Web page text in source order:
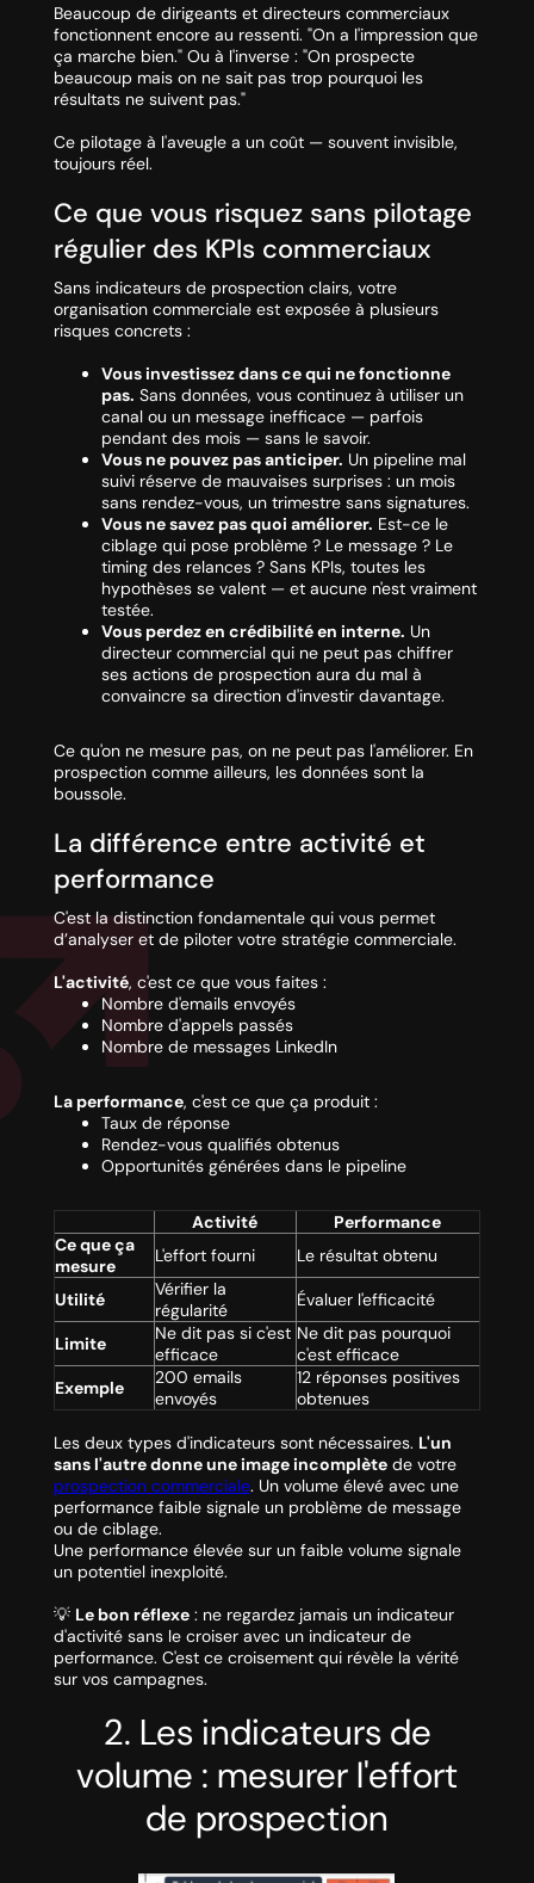
Beaucoup de dirigeants et directeurs commerciaux
fonctionnent encore au ressenti. "On a l'impression que
ça marche bien."Ou à l'inverse : "On prospecte
beaucoup mais on ne sait pas trop pourquoi les
résultats ne suivent pas."
Ce pilotage à l'aveugle a un coût — souvent invisible,
toujours réel.
Ce que vous risquez sans pilotage
régulier des KPIs commerciaux
Sans indicateurs de prospection clairs, votre
organisation commerciale est exposée à plusieurs
risques concrets :
Vous investissez dans ce qui ne fonctionne
pas. Sans données, vous continuez à utiliser un
canal ou un message inefficace — parfois
pendant des mois — sans le savoir.
Vous ne pouvez pas anticiper. Un pipeline mal
suivi réserve de mauvaises surprises : un mois
sans rendez-vous, un trimestre sans signatures.
Vous ne savez pas quoi améliorer. Est-ce le
ciblage qui pose problème ? Le message ? Le
timing des relances ? Sans KPIs, toutes les
hypothèses se valent — et aucune n'est vraiment
testée.
Vous perdez en crédibilité en interne. Un
directeur commercial qui ne peut pas chiffrer
ses actions de prospection aura du mal à
convaincre sa direction d'investir davantage.
Ce qu'on ne mesure pas, on ne peut pas l'améliorer. En
prospection comme ailleurs, les données sont la
boussole.
La différence entre activité et
performance
C'est la distinction fondamentale qui vous permet
d’analyser et de piloter votre stratégie commerciale.
L'activité, c'est ce que vous faites :
Nombre d'emails envoyés
Nombre d'appels passés
Nombre de messages LinkedIn
La performance, c'est ce que ça produit :
Taux de réponse
Rendez-vous qualifiés obtenus
Opportunités générées dans le pipeline
Activité
Performance
Ce que ça
mesure
L'effort fourni Le résultat obtenu
Utilité
Vérifier la
régularité
Évaluer l'efficacité
Limite
Ne dit pas si c'est
efficace
Ne dit pas pourquoi
c'est efficace
Exemple
200 emails
envoyés
12 réponses positives
obtenues
Les deux types d'indicateurs sont nécessaires. L'un
sans l'autre donne une image incomplètede votre
prospection commerciale. Un volume élevé avec une
performance faible signale un problème de message
ou de ciblage.
Une performance élevée sur un faible volume signale
un potentiel inexploité.
💡 Le bon réflexe: ne regardez jamais un indicateur
d'activité sans le croiser avec un indicateur de
performance. C'est ce croisement qui révèle la vérité
sur vos campagnes.
2. Les indicateurs de
volume : mesurer l'effort
de prospection